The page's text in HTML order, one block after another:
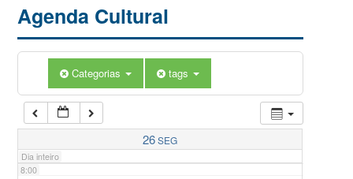
Agenda Cultural
Categorias tags
26SEG
Dia inteiro
5:00
7:00
8:00